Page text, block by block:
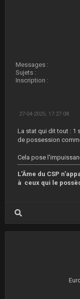
Messages :
Sujets :
Inscription :
27-04-2025, 17:27:08
La stat qui dit tout : 1
de possession
Cela pose
L'Âme du CSP
à ceux qui le